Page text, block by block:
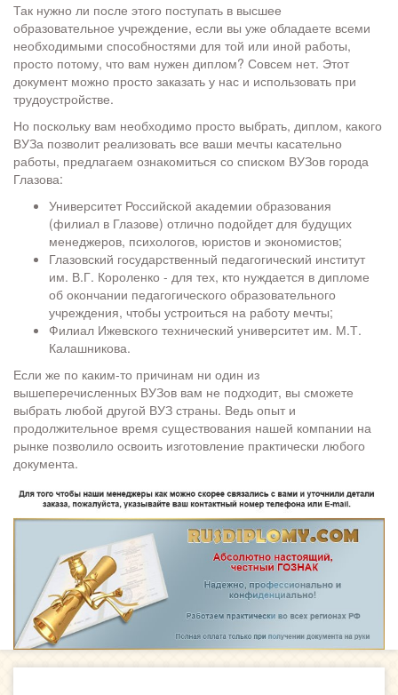
Так нужно ли после этого поступать в высшее
образовательное учреждение, если вы уже обладаете всеми
необходимыми способностями для той или иной работы,
просто потому, что вам нужен диплом? Совсем нет. Этот
документ можно просто заказать у нас и использовать при
трудоустройстве.
Но поскольку вам необходимо просто выбрать, диплом, какого
ВУЗа позволит реализовать все ваши мечты касательно
работы, предлагаем ознакомиться со списком ВУЗов города
Глазова:
Университет Российской академии образования
(филиал в Глазове) отлично подойдет для будущих
менеджеров, психологов, юристов и экономистов;
Глазовский государственный педагогический институт
им. В.Г. Короленко - для тех, кто нуждается в дипломе
об окончании педагогического образовательного
учреждения, чтобы устроиться на работу мечты;
Филиал Ижевского технический университет им. М.Т.
Калашникова.
Если же по каким-то причинам ни один из
вышеперечисленных ВУЗов вам не подходит, вы сможете
выбрать любой другой ВУЗ страны. Ведь опыт и
продолжительное время существования нашей компании на
рынке позволило освоить изготовление практически любого
документа.